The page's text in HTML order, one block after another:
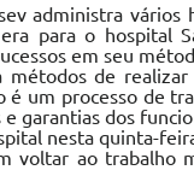
administra
para o hospital
em seu
de
um processo de
garantias dos
nesta quinta-
voltar ao